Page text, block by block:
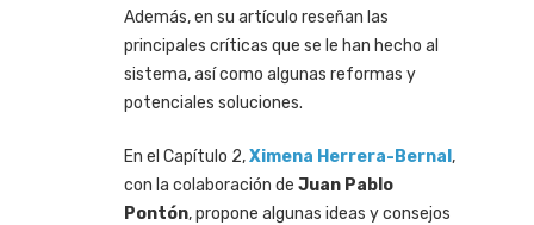
Además, en su artículo reseñan las
principales críticas que se le han hecho al
sistema, así como algunas reformas y
potenciales soluciones.
En el Capítulo 2,Ximena Herrera-Bernal ,
con la colaboración de Juan Pablo
Pontón, propone algunas ideas y consejos